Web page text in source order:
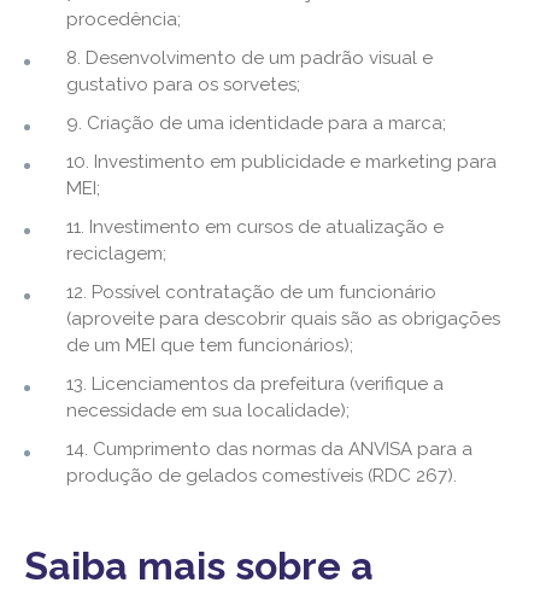
procedência;
8. Desenvolvimento de um padrão visual e
gustativo para os sorvetes;
9. Criação de uma identidade para a marca;
10. Investimento em publicidade e marketing para
MEI;
11. Investimento em cursos de atualização e
reciclagem;
12. Possível contratação de um funcionário
(aproveite para descobrir quais são as obrigações
de um MEI que tem funcionários);
13. Licenciamentos da prefeitura (verifique a
necessidade em sua localidade);
14. Cumprimento das normas da ANVISA para a
produção de gelados comestíveis (RDC 267).
Saiba mais sobre a